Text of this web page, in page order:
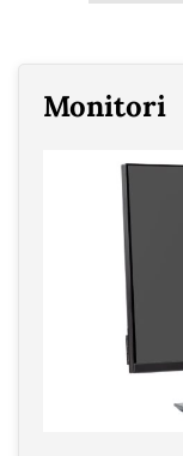
Monitori